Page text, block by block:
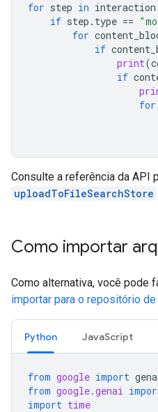
for step in interaction
if step . type ==
for
if
print(
if
for
Consulte a referência da API
uploadToFileSearchStore
Como importar
Como alternativa, você pode
importar para o repositório
Python JavaScript
from google import
from google.genai
import time